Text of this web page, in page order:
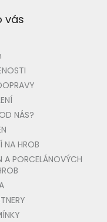
vás
NÁS?
NA HROB
A PORCELÁNOVÝCH